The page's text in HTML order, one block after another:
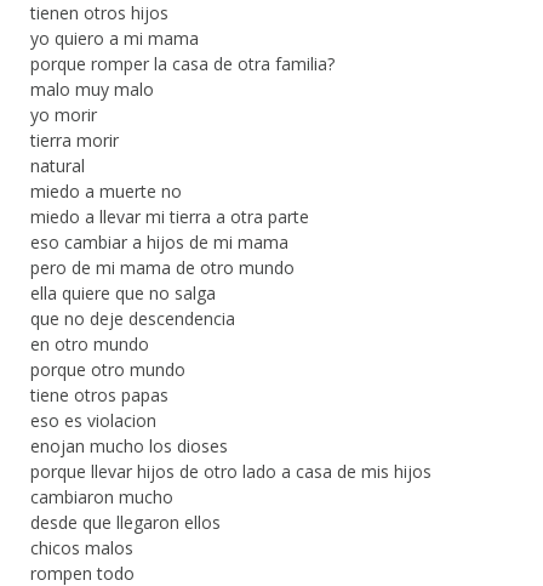
tienen otros hijos
yo quiero a mi mama
porque romper la casa de otra familia?
malo muy malo
yo morir
tierra morir
natural
miedo a muerte no
miedo a llevar mi tierra a otra parte
eso cambiar a hijos de mi mama
pero de mi mama de otro mundo
ella quiere que no salga
que no deje descendencia
en otro mundo
porque otro mundo
tiene otros papas
eso es violacion
enojan mucho los dioses
porque llevar hijos de otro lado a casa de mis hijos
cambiaron mucho
desde que llegaron ellos
chicos malos
rompen todo